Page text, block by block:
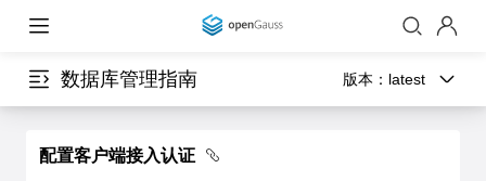
数据库管理指南 版本： latest
配置客户端接入认证